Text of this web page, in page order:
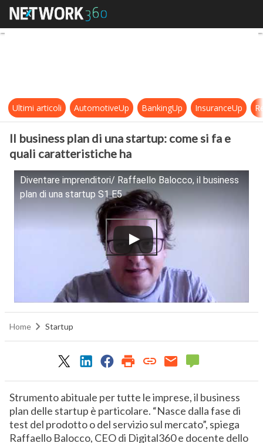
Il business plan di una startup:
Ultimi articoli AutomotiveUp BankingUp InsuranceUp
Il business plan di una startup: come si fa e
quali caratteristiche ha
Diventare imprenditori/ Raffaello Balocco, il business
plan di una startup S1 E5
Home Startup
Strumento abituale per tutte le imprese, il business
plan delle startup è particolare. “Nasce dalla fase di
test del prodotto o del servizio sul mercato”, spiega
Raffaello Balocco, CEO di Digital360 e docente dello